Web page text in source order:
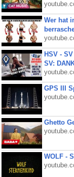
Wer hat
HSV -
SV:
GPS III
Ghetto
WOLF -